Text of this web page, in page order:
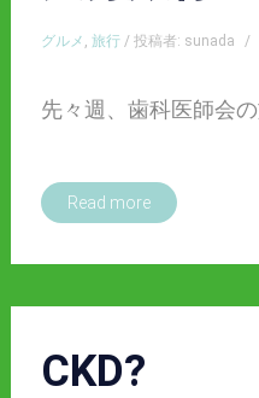
グルメ , 旅行/ 投稿者: sunada /
先々週、歯科医師会
Read more
CKD?